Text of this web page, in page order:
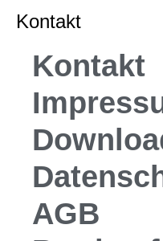
Kontakt
Kontakt
AGB